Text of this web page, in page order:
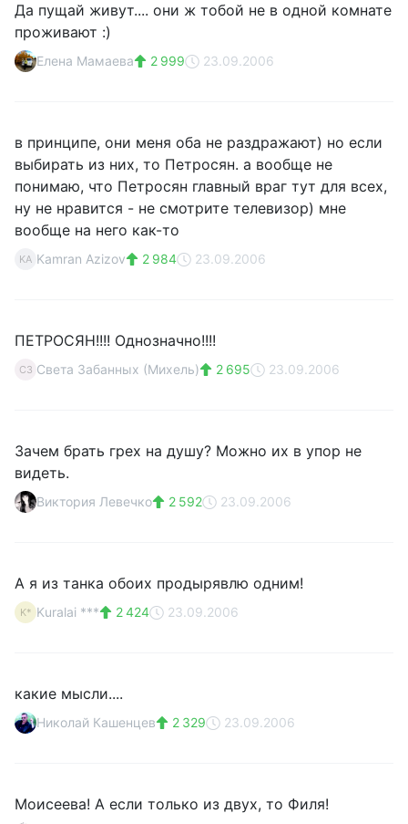
Да пущай живут.... они ж тобой не в одной комнате
проживают :)
Елена Мамаева 2 999 23.09.2006
в принципе, они меня оба не раздражают) но если
выбирать из них, то Петросян. а вообще не
понимаю, что Петросян главный враг тут для всех,
ну не нравится - не смотрите телевизор) мне
вообще на него как-то
KA Kamran Azizov 2 984 23.09.2006
ПЕТРОСЯН!!!! Однозначно!!!!
СЗ Света Забанных (Михель) 2 695 23.09.2006
Зачем брать грех на душу? Можно их в упор не
видеть.
Виктория Левечко 2 592 23.09.2006
А я из танка обоих продырявлю одним!
K* Kuralai *** 2 424 23.09.2006
какие мысли....
Николай Кашенцев 2 329 23.09.2006
Моисеева! А если только из двух, то Филя!